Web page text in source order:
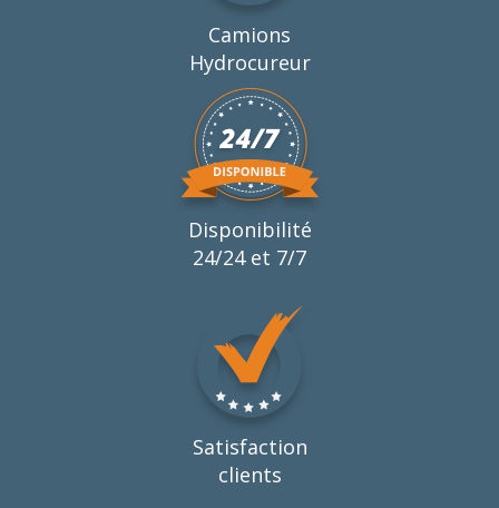
Camions
Hydrocureur
Disponibilité
24/24 et 7/7
Satisfaction
clients